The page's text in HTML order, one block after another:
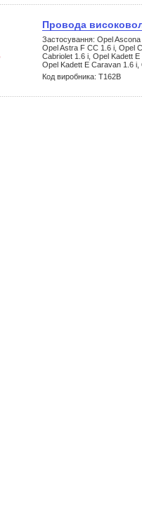
Провода
Застосування: Opel
Opel Astra F CC 1.6 i, Opel
Cabriolet 1.6 i, Opel Kadett
Opel Kadett E Caravan 1.6
Код виробника: Т162В